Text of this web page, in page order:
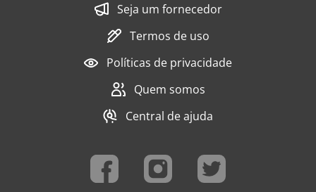
Seja um fornecedor
Termos de uso
Políticas de privacidade
Quem somos
Central de ajuda